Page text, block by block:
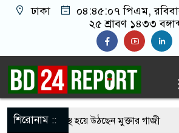
ঢাকা ০৪:৪৫:০৭ পিএম,
২৫ শ্রাবণ ১৪৩৩
শিরোনাম ::
চিকিৎসায় সুস্থ হয়ে উঠছেন মুক্তার গাজী